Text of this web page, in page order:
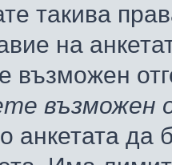
такива
на
възможен
възможен
анкетата да